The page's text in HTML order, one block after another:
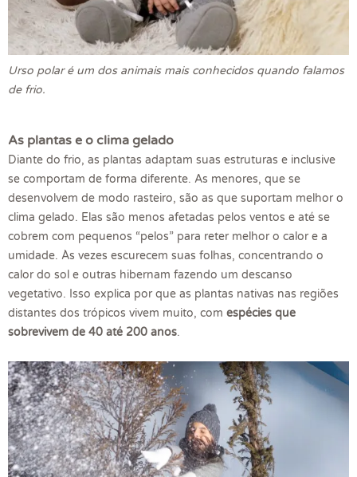
Urso polar é um dos animais mais conhecidos quando falamos
de frio.
As plantas e o clima gelado
Diante do frio, as plantas adaptam suas estruturas e inclusive
se comportam de forma diferente. As menores, que se
desenvolvem de modo rasteiro, são as que suportam melhor o
clima gelado. Elas são menos afetadas pelos ventos e até se
cobrem com pequenos “pelos” para reter melhor o calor e a
umidade. Às vezes escurecem suas folhas, concentrando o
calor do sol e outras hibernam fazendo um descanso
vegetativo. Isso explica por que as plantas nativas nas regiões
distantes dos trópicos vivem muito, com espécies que
sobrevivem de 40 até 200 anos.